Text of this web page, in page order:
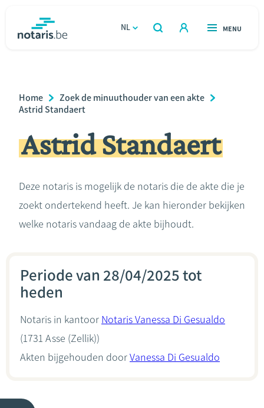
gaan
NL
OPEN
ZOEKEN
OPEN
MENU
Relatie & samenleven
Erven & schenken
Over de notaris
Breadcrumb
Home
Zoek de minuuthouder van een akte
Astrid Standaert
Astrid Standaert
Deze notaris is mogelijk de notaris die de akte die je
zoekt ondertekend heeft. Je kan hieronder bekijken
welke notaris vandaag de akte bijhoudt.
Periode van 28/04/2025 tot
heden
Notaris in kantoor Notaris Vanessa Di Gesualdo
(1731 Asse (Zellik))
Akten bijgehouden doorVanessa Di Gesualdo